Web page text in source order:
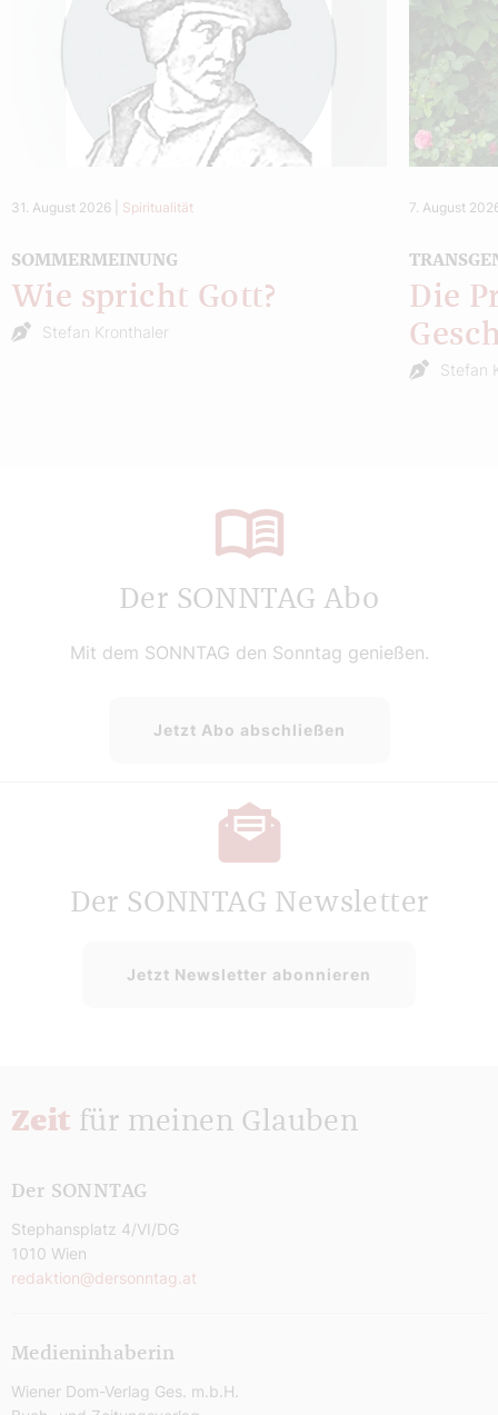
31. August 2026 Spiritualität
SOMMERMEINUNG
Wie spricht Gott?
Stefan Kronthaler
7. August
Die
Stefan
Der SONNTAG Abo
Mit dem SONNTAG den Sonntag genießen.
Jetzt Abo abschließen
Der SONNTAG Newsletter
Jetzt Newsletter abonnieren
Zeit für meinen Glauben
Der SONNTAG
Stephansplatz 4/VI/DG
1010 Wien
redaktion@dersonntag.at
Medieninhaberin
Wiener Dom-Verlag Ges. m.b.H.